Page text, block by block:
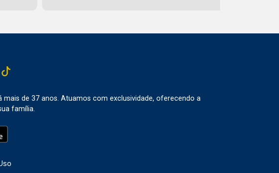
de 37 anos. Atuamos com exclusividade, oferecendo a
família.